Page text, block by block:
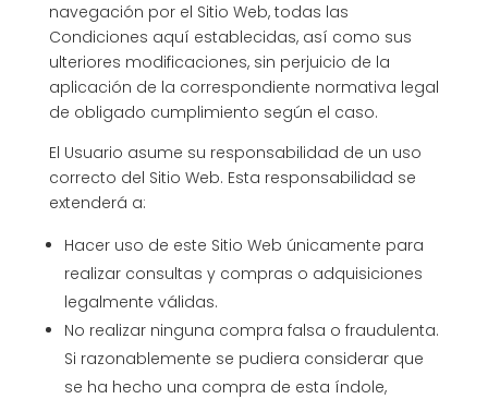
navegación por el Sitio Web, todas las
Condiciones aquí establecidas, así como sus
ulteriores modificaciones, sin perjuicio de la
aplicación de la correspondiente normativa legal
de obligado cumplimiento según el caso.
El Usuario asume su responsabilidad de un uso
correcto del Sitio Web. Esta responsabilidad se
extenderá a:
Hacer uso de este Sitio Web únicamente para
realizar consultas y compras o adquisiciones
legalmente válidas.
No realizar ninguna compra falsa o fraudulenta.
Si razonablemente se pudiera considerar que
se ha hecho una compra de esta índole,